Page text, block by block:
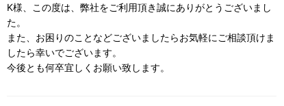
K様、この度は、弊社をご利用頂き誠にありがとうございまし
た。
また、お困りのことなどございましたらお気軽にご相談頂けま
したら幸いでございます。
今後とも何卒宜しくお願い致します。